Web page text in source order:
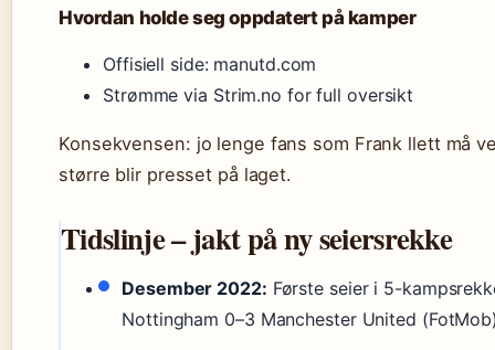
Hvordan holde seg oppdatert på kamper
Offisiell side: manutd.com
Strømme via Strim.no for full oversikt
Konsekvensen: jo lenge fans som Frank llett må
større blir presset på laget.
Tidslinje – jakt på ny seiersrekke
Desember 2022: Første seier i 5-
Nottingham 0–3 Manchester United